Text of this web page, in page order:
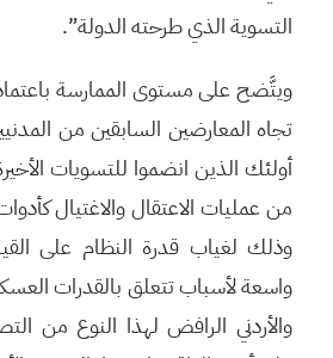
التسوية الذي طرحته الدولة”.
ويتَّضح على مستوى الممارسة
تجاه المعارضين السابقين من
أولئك الذين انضموا للتسويات
من عمليات الاعتقال والاغتيال
وذلك لغياب قدرة النظام على
واسعة لأسباب تتعلق بالقدرات
والأردني الرافض لهذا النوع من